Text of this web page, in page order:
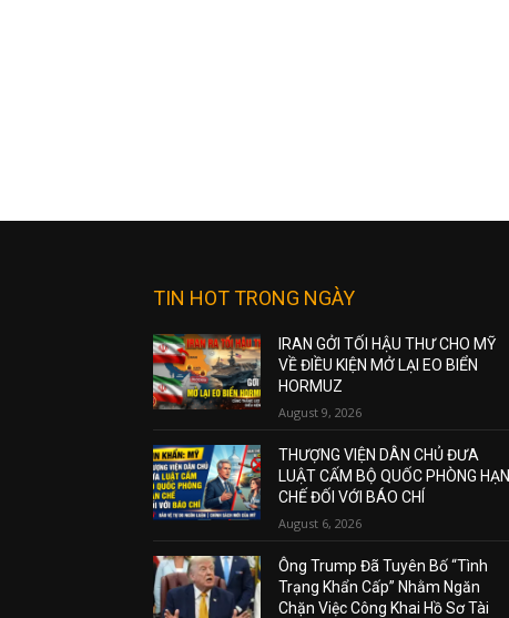
TIN HOT TRONG NGÀY
IRAN GỞI TỐI HẬU THƯ CHO MỸ
VỀ ĐIỀU KIỆN MỞ LẠI EO BIỂN
HORMUZ
August 9, 2026
THƯỢNG VIỆN DÂN CHỦ ĐƯA
LUẬT CẤM BỘ QUỐC PHÒNG HẠN
CHẾ ĐỐI VỚI BÁO CHÍ
August 6, 2026
Ông Trump Đã Tuyên Bố “Tình
Trạng Khẩn Cấp” Nhằm Ngăn
Chặn Việc Công Khai Hồ Sơ Tài